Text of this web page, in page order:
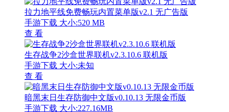
拉力地平线免费畅玩内置菜单版v2.1 无广告版
手游下载 大小:520 MB
查 看
生存战争2沙盒世界联机v2.3.10.6 联机版
手游下载 大小:未知
查 看
暗黑末日生存防御中文版v0.10.13 无限金币版
手游下载 大小:227.16MB